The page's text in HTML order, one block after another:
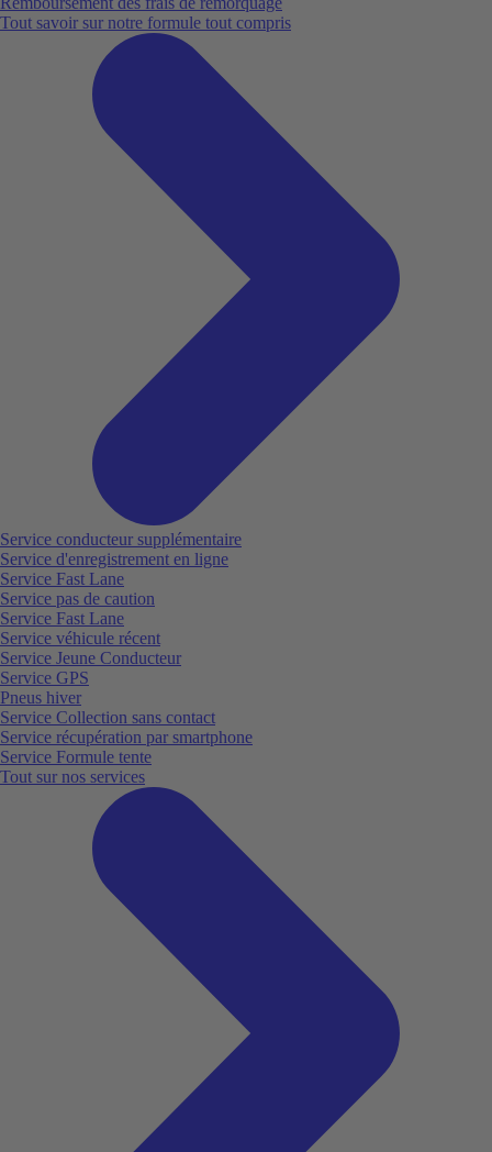
Tout savoir sur notre formule tout compris
Service conducteur supplémentaire
Service d'enregistrement en ligne
Service Fast Lane
Service pas de caution
Service Fast Lane
Service véhicule récent
Service Jeune Conducteur
Service GPS
Pneus hiver
Service Collection sans contact
Service récupération par smartphone
Service Formule tente
Tout sur nos services